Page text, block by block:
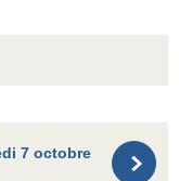
7 octobre